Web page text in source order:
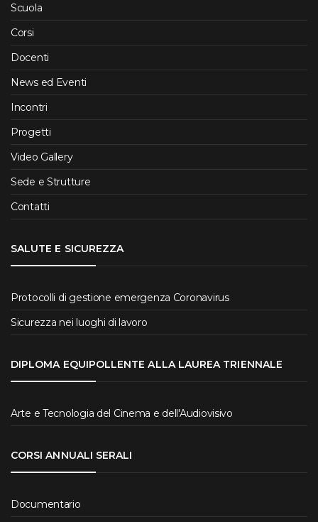
Scuola
Corsi
Docenti
News ed Eventi
Incontri
Progetti
Video Gallery
Sede e Strutture
Contatti
SALUTE E SICUREZZA
Protocolli di gestione emergenza Coronavirus
Sicurezza nei luoghi di lavoro
DIPLOMA EQUIPOLLENTE ALLA LAUREA TRIENNALE
Arte e Tecnologia del Cinema e dell'Audiovisivo
CORSI ANNUALI SERALI
Documentario